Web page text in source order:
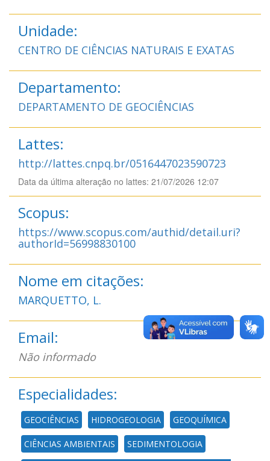
Unidade:
CENTRO DE CIÊNCIAS NATURAIS E EXATAS
Departamento:
DEPARTAMENTO DE GEOCIÊNCIAS
Lattes:
http://lattes.cnpq.br/0516447023590723
Data da última alteração no lattes: 21/07/2026 12:07
Scopus:
https://www.scopus.com/authid/detail.uri?
authorId=56998830100
Nome em citações:
MARQUETTO, L.
Email:
Não informado
Especialidades:
GEOCIÊNCIAS HIDROGEOLOGIA GEOQUÍMICA
CIÊNCIAS AMBIENTAIS SEDIMENTOLOGIA